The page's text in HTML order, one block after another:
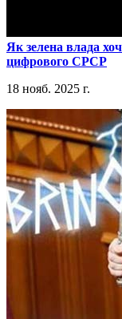
​Як зелена влада
цифрового СРСР
18 нояб. 2025 г.